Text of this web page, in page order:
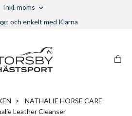
Inkl. moms
och enkelt med Klarna
NATHALIE HORSE CARE
Leather Cleanser